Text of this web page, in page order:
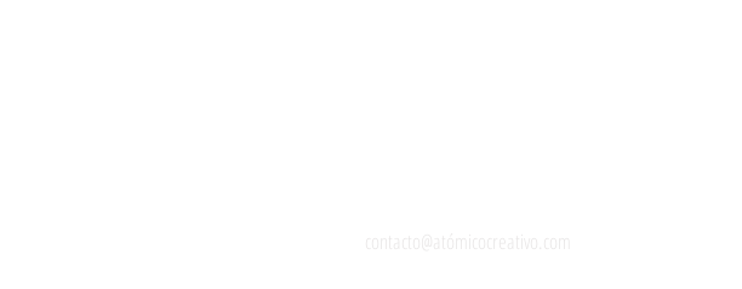
contacto@atómicocreativo.com